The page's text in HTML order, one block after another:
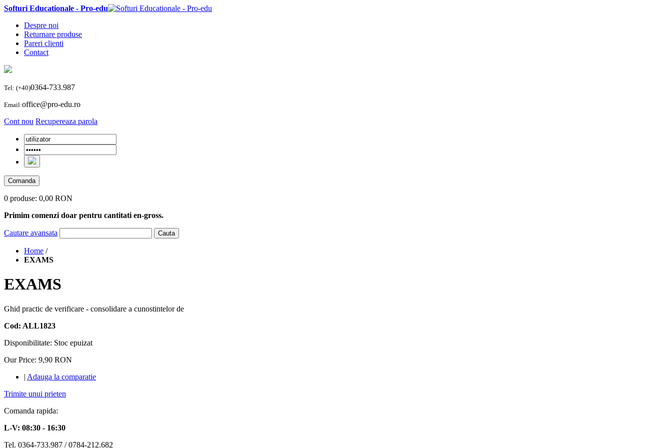
Softuri Educationale - Pro-edu
Despre noi
Returnare produse
Pareri clienti
Contact
Tel: (+40)0364-733.987
Email:office@pro-edu.ro
Cont nou Recupereaza parola
Comanda
0 produse: 0,00 RON
Primim comenzi doar pentru cantitati en-gross.
Cautare avansata Cauta
Home /
EXAMS
EXAMS
Ghid practic de verificare - consolidare a cunostintelor de
Cod: ALL1823
Disponibilitate: Stoc epuizat
Our Price: 9,90 RON
| Adauga la comparatie
Trimite unui prieten
Comanda rapida:
L-V: 08:30 - 16:30
Tel. 0364-733.987 / 0784-212.682